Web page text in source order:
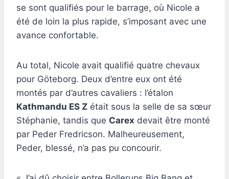
se sont qualifiés pour le barrage, où Nicole a
été de loin la plus rapide, s’imposant avec une
avance confortable.
Au total, Nicole avait qualifié quatre chevaux
pour Göteborg. Deux d’entre eux ont été
montés par d’autres cavaliers : l’étalon
Kathmandu ES Z était sous la selle de sa sœur
Stéphanie, tandis que Carex devait être monté
par Peder Fredricson. Malheureusement,
Peder, blessé, n’a pas pu concourir.